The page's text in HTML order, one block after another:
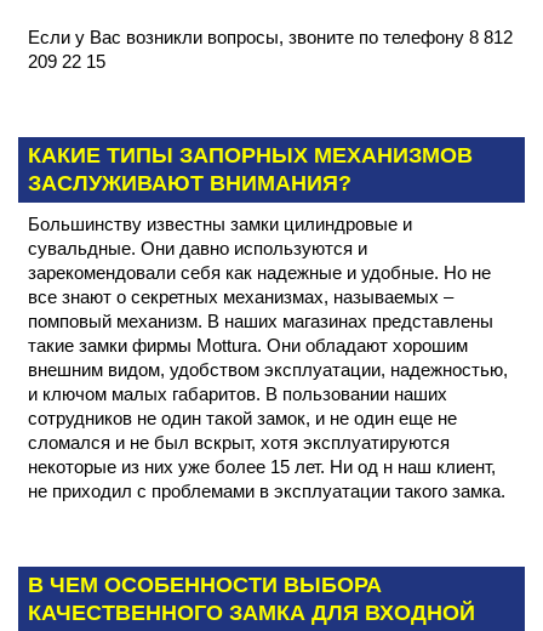
Если у Вас возникли вопросы, звоните по телефону 8 812
209 22 15
КАКИЕ ТИПЫ ЗАПОРНЫХ МЕХАНИЗМОВ
ЗАСЛУЖИВАЮТ ВНИМАНИЯ?
Большинству известны замки цилиндровые и
сувальдные. Они давно используются и
зарекомендовали себя как надежные и удобные. Но не
все знают о секретных механизмах, называемых –
помповый механизм. В наших магазинах представлены
такие замки фирмы Mottura. Они обладают хорошим
внешним видом, удобством эксплуатации, надежностью,
и ключом малых габаритов. В пользовании наших
сотрудников не один такой замок, и не один еще не
сломался и не был вскрыт, хотя эксплуатируются
некоторые из них уже более 15 лет. Ни од н наш клиент,
не приходил с проблемами в эксплуатации такого замка.
В ЧЕМ ОСОБЕННОСТИ ВЫБОРА
КАЧЕСТВЕННОГО ЗАМКА ДЛЯ ВХОДНОЙ